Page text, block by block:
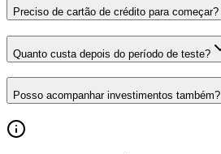
Preciso de cartão de crédito para começar?
Quanto custa depois do período de teste?
Posso acompanhar investimentos também?